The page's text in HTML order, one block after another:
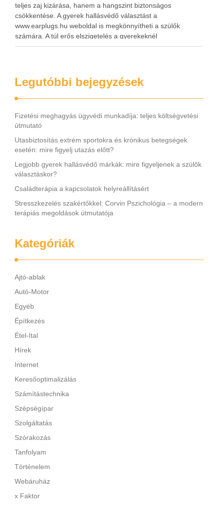
teljes zaj kizárása, hanem a hangszint biztonságos
csökkentése. A gyerek hallásvédő választást a
www.earplugs.hu weboldal is megkönnyítheti a szülők
számára. A túl erős elszigetelés a gyerekeknél
kényelmetlenséget, félelmet vagy dezorientáltságot is
Legutóbbi bejegyzések
Fizetési meghagyás ügyvédi munkadíja: teljes költségvetési
útmutató
Utasbiztosítás extrém sportokra és krónikus betegségek
esetén: mire figyelj utazás előtt?
Legjobb gyerek hallásvédő márkák: mire figyeljenek a szülők
választáskor?
Családterápia a kapcsolatok helyreállításért
Stresszkezelés szakértőkkel: Corvin Pszichológia – a modern
terápiás megoldások útmutatója
Kategóriák
Ajtó-ablak
Autó-Motor
Egyéb
Építkezés
Étel-Ital
Hírek
Internet
Keresőoptimalizálás
Számítástechnika
Szépségípar
Szolgáltatás
Szórakozás
Tanfolyam
Történelem
Webáruház
x Faktor